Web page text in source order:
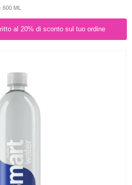
ML
al 20% di sconto sul tuo ordine